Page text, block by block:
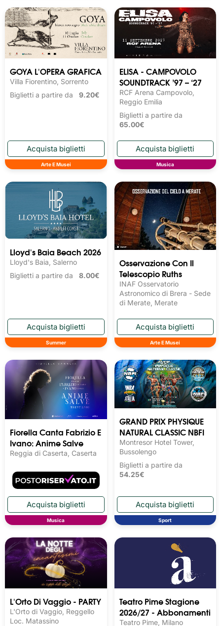
GOYA L'OPERA GRAFICA
Villa Fiorentino, Sorrento
Biglietti a partire da 9.20€
Arte E Musei
ELISA - CAMPOVOLO
SOUNDTRACK ’97 – ‘27
RCF Arena Campovolo,
Reggio Emilia
Biglietti a partire da
65.00€
Musica
Lloyd's Baia Beach 2026
Lloyd's Baia, Salerno
Biglietti a partire da 8.00€
Summer
Osservazione Con Il
Telescopio Ruths
INAF Osservatorio
Astronomico di Brera - Sede
di Merate, Merate
Arte E Musei
Fiorella Canta Fabrizio E
Ivano: Anime Salve
Reggia di Caserta, Caserta
Musica
GRAND PRIX PHYSIQUE
NATURAL CLASSIC NBFI
Montresor Hotel Tower,
Bussolengo
Biglietti a partire da
54.25€
Sport
L'Orto Di Vaggio - PARTY
L'Orto di Vaggio, Reggello
Loc. Matassino
Teatro Pime Stagione
2026/27 - Abbonamenti
Teatro Pime, Milano